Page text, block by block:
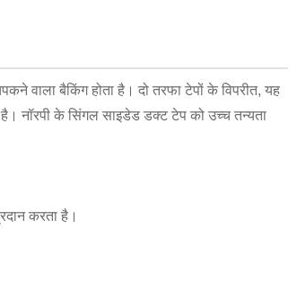
वाला बैकिंग होता है। दो तरफा टेपों के विपरीत, यह
नॉरपी के सिंगल साइडेड डक्ट टेप को उच्च तन्यता
करता है।